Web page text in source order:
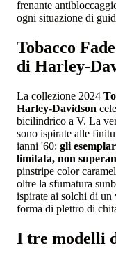
frenante
ogni situazione di
Tobacco
di Harley-
La collezione 2024
Harley-Davidson
bicilindrico a V. La
sono ispirate alle
ianni '60: gli
limitata, non
pinstripe color
oltre la sfumatura
ispirate ai solchi di un
forma di plettro di
I tre modelli